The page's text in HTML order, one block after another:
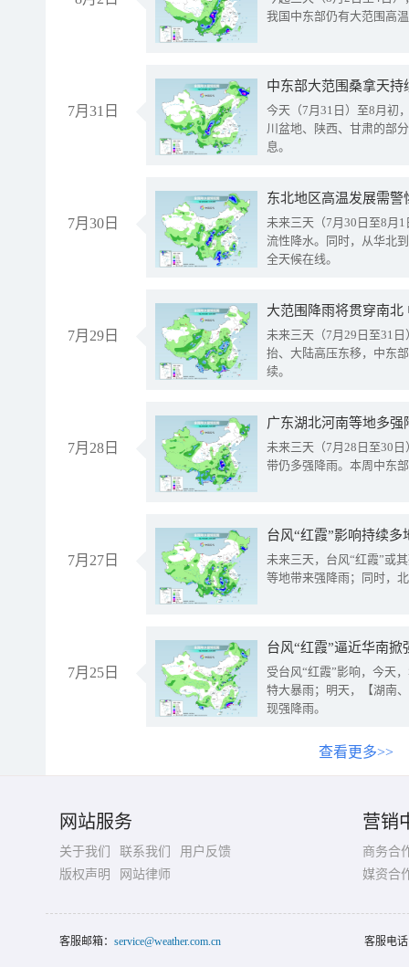
我国中东部仍有大范围高
7月31日
中东部大范围桑拿天
今天（7月31日）至8月初
川盆地、陕西、甘肃的部
息。
7月30日
东北地区高温发展需
未来三天（7月30日至8月
流性降水。同时，从华北
全天候在线。
7月29日
大范围降雨将贯穿南
未来三天（7月29日至31
抬、大陆高压东移，中东
续。
7月28日
广东湖北河南等地多
未来三天（7月28日至30
带仍多强降雨。本周中东
7月27日
台风“红霞”影响持续
未来三天，台风“红霞”或
等地带来强降雨；同时，
7月25日
台风“红霞”逼近华南
受台风“红霞”影响，今天
特大暴雨；明天，【湖南
现强降雨。
查看更多>>
网站服务
关于我们 联系我们
用户反馈
版权声明
网站律师
营销
商务合
媒资合
客服邮箱： service@weather.com.cn 客服电